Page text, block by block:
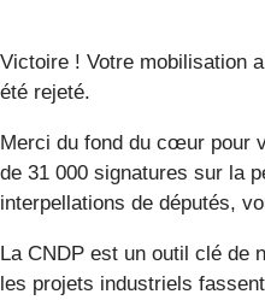
Victoire ! Votre mobilisation
été rejeté.
Merci du fond du cœur pour
de 31 000 signatures sur la
interpellations de députés,
La CNDP est un outil clé de
les projets industriels